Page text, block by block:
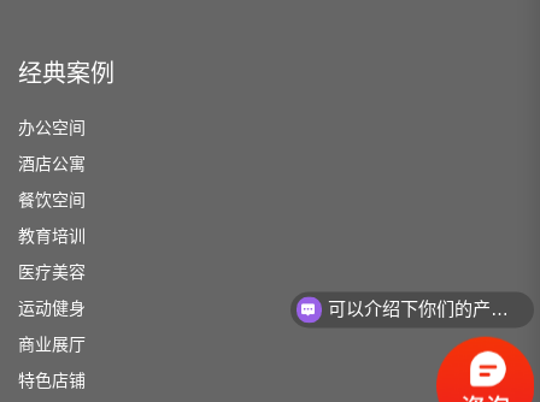
经典案例
办公空间
酒店公寓
餐饮空间
教育培训
医疗美容
运动健身
商业展厅
特色店铺
可以介绍下你们的产品么？